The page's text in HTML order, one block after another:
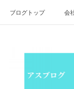
ブログトップ 会